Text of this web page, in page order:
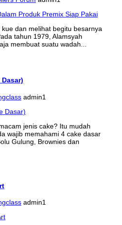
dan melihat begitu besarnya
tahun 1979, Alamsyah
membuat suatu wadah...
admin1
jenis cake? Itu mudah
wajib memahami 4 cake dasar
Gulung, Brownies dan
admin1